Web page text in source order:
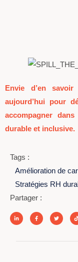
Envie d’en
aujourd’hui pour
accompagner
durable et inclusive.
Tags :
Amélioration de
Stratégies RH
Partager :